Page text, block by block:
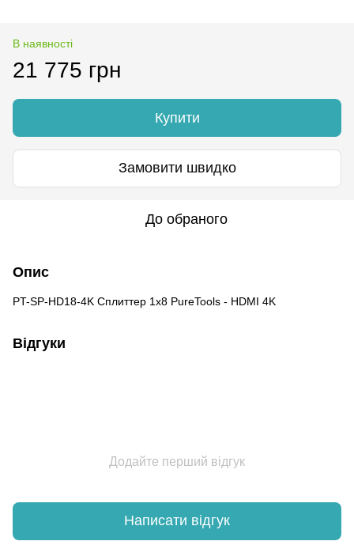
В наявності
21 775 грн
Купити
Замовити швидко
До обраного
Опис
PT-SP-HD18-4K Сплиттер 1x8 PureTools - HDMI 4K
Відгуки
Додайте перший відгук
Написати відгук